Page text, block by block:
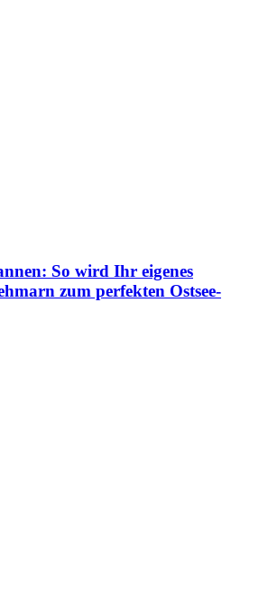
So wird Ihr eigenes
zum perfekten Ostsee-